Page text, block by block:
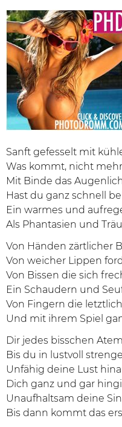
Sanft gefesselt mit
Was kommt, nicht
Mit Binde das
Hast du ganz schnell
Ein warmes und
Als Phantasien und
Von Händen zärtlicher
Von weicher Lippen
Von Bissen die sich
Ein Schaudern und
Von Fingern die
Und mit ihrem Spiel
Dir jedes bisschen
Bis du in lustvoll
Unfähig deine Lust
Dich ganz und gar
Unaufhaltsam deine
Bis dann kommt das